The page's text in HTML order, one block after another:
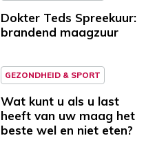
Dokter Teds Spreekuur:
brandend maagzuur
GEZONDHEID & SPORT
Wat kunt u als u last
heeft van uw maag het
beste wel en niet eten?